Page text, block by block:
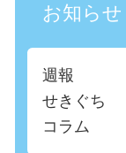
お知らせ
週報
せきぐち
コラム